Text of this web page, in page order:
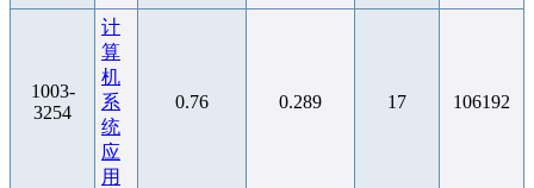
1003-
3254
计
算
机
系
统
应
用
0.76 0.289 17 106192